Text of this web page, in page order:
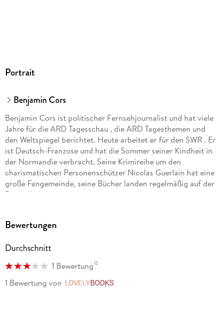
Portrait
Benjamin Cors
Benjamin Cors ist politischer Fernsehjournalist und hat viele
Jahre für die ARD Tagesschau , die ARD Tagesthemen und
den Weltspiegel berichtet. Heute arbeitet er für den SWR . Er
ist Deutsch-Franzose und hat die Sommer seiner Kindheit in
der Normandie verbracht. Seine Krimireihe um den
charismatischen Personenschützer Nicolas Guerlain hat eine
große Fangemeinde, seine Bücher landen regelmäßig auf der
Bestsellerliste.
Bewertungen
Durchschnitt
1 Bewertung15
1 Bewertung von